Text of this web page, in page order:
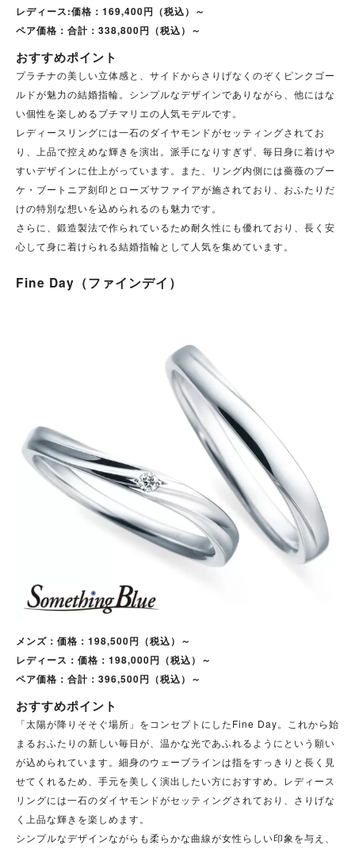
レディース:価格：169,400円（税込）～
ペア価格：合計：338,800円（税込）～
おすすめポイント
プラチナの美しい立体感と、サイドからさりげなくのぞくピンクゴー
ルドが魅力の結婚指輪。シンプルなデザインでありながら、他にはな
い個性を楽しめるプチマリエの人気モデルです。
レディースリングには一石のダイヤモンドがセッティングされてお
り、上品で控えめな輝きを演出。派手になりすぎず、毎日身に着けや
すいデザインに仕上がっています。また、リング内側には薔薇のブー
ケ・ブートニア刻印とローズサファイアが施されており、おふたりだ
けの特別な想いを込められるのも魅力です。
さらに、鍛造製法で作られているため耐久性にも優れており、長く安
心して身に着けられる結婚指輪として人気を集めています。
Fine Day（ファインデイ）
メンズ：価格：198,500円（税込）～
レディース：価格：198,000円（税込）～
ペア価格：合計：396,500円（税込）～
おすすめポイント
「太陽が降りそそぐ場所」をコンセプトにしたFine Day。これから始
まるおふたりの新しい毎日が、温かな光であふれるようにという願い
が込められています。 細身のウェーブラインは指をすっきりと長く見
せてくれるため、手元を美しく演出したい方におすすめ。レディース
リングには一石のダイヤモンドがセッティングされており、さりげな
く上品な輝きを楽しめます。
シンプルなデザインながらも柔らかな曲線が女性らしい印象を与え、